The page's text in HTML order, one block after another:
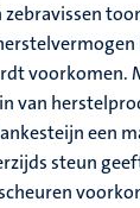
zebravissen
voorkomen.
van
een
steun